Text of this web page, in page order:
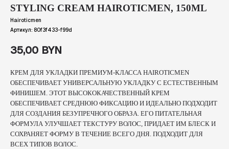
STYLING CREAM HAIROTICMEN, 150ML
Hairoticmen
Артикул: 80f3f433-f99d
35,00 BYN
КРЕМ ДЛЯ УКЛАДКИ ПРЕМИУМ-КЛАССА HAIROTICMEN
ОБЕСПЕЧИВАЕТ УНИВЕРСАЛЬНУЮ УКЛАДКУ С ЕСТЕСТВЕННЫМ
ФИНИШЕМ. ЭТОТ ВЫСОКОКАЧЕСТВЕННЫЙ КРЕМ
ОБЕСПЕЧИВАЕТ СРЕДНЮЮ ФИКСАЦИЮ И ИДЕАЛЬНО ПОДХОДИТ
ДЛЯ СОЗДАНИЯ БЕЗУПРЕЧНОГО ОБРАЗА. ЕГО ПИТАТЕЛЬНАЯ
ФОРМУЛА УЛУЧШАЕТ ТЕКСТУРУ ВОЛОС, ПРИДАЕТ ИМ БЛЕСК И
СОХРАНЯЕТ ФОРМУ В ТЕЧЕНИЕ ВСЕГО ДНЯ. ПОДХОДИТ ДЛЯ
ВСЕХ ТИПОВ ВОЛОС.